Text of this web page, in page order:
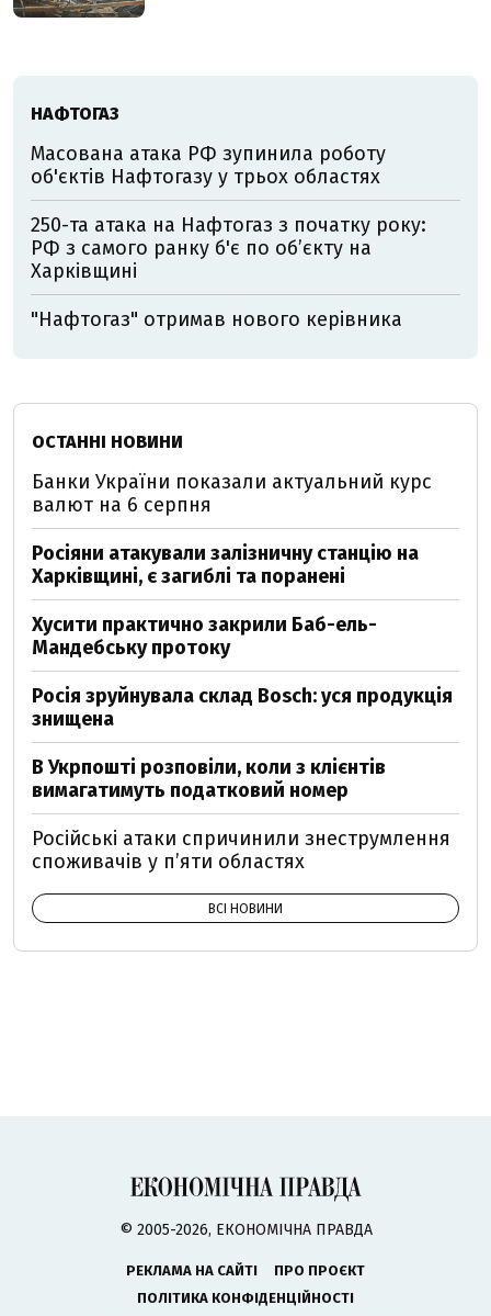
НАФТОГАЗ
Масована атака РФ зупинила роботу
об'єктів Нафтогазу у трьох областях
250-та атака на Нафтогаз з початку року:
РФ з самого ранку б'є по об’єкту на
Харківщині
"Нафтогаз" отримав нового керівника
ОСТАННІ НОВИНИ
Банки України показали актуальний курс
валют на 6 серпня
Росіяни атакували залізничну станцію на
Харківщині, є загиблі та поранені
Хусити практично закрили Баб-ель-
Мандебську протоку
Росія зруйнувала склад Bosch: уся продукція
знищена
В Укрпошті розповіли, коли з клієнтів
вимагатимуть податковий номер
Російські атаки спричинили знеструмлення
споживачів у п’яти областях
ВСІ НОВИНИ
© 2005-2026, ЕКОНОМІЧНА ПРАВДА
РЕКЛАМА НА САЙТІ
ПРО ПРОЄКТ
ПОЛІТИКА КОНФІДЕНЦІЙНОСТІ